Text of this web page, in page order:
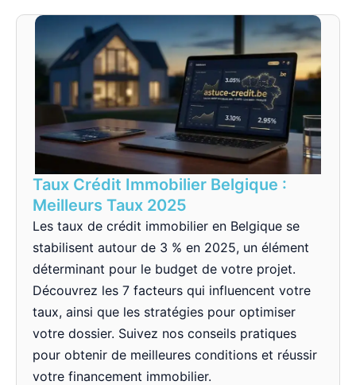
Taux Crédit Immobilier Belgique :
Meilleurs Taux 2025
Les taux de crédit immobilier en Belgique se
stabilisent autour de 3 % en 2025, un élément
déterminant pour le budget de votre projet.
Découvrez les 7 facteurs qui influencent votre
taux, ainsi que les stratégies pour optimiser
votre dossier. Suivez nos conseils pratiques
pour obtenir de meilleures conditions et réussir
votre financement immobilier.